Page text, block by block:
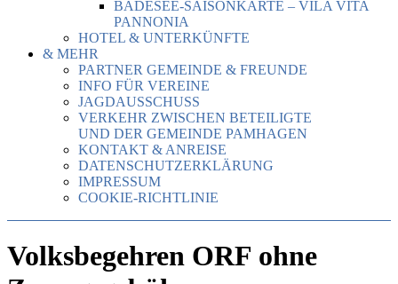
BADESEE-SAISONKARTE – VILA VITA
PANNONIA
HOTEL & UNTERKÜNFTE
& MEHR
PARTNER GEMEINDE & FREUNDE
INFO FÜR VEREINE
JAGDAUSSCHUSS
VERKEHR ZWISCHEN BETEILIGTE
UND DER GEMEINDE PAMHAGEN
KONTAKT & ANREISE
DATENSCHUTZERKLÄRUNG
IMPRESSUM
COOKIE-RICHTLINIE
Volksbegehren ORF ohne